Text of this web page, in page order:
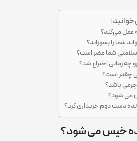
عمل می‌کند؟
شما را بسوزاند؟
سلامتی شما مضر است؟
زمانی اختراع شد؟
چقدر است؟
باشد؟
می شود؟
دست دوم خریداری کرد؟
خیس می شود؟